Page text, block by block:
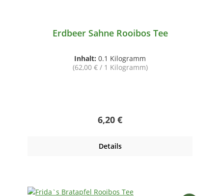
Erdbeer Sahne Rooibos Tee
Inhalt: 0.1 Kilogramm
(62,00 € / 1 Kilogramm)
Regulärer Preis:
6,20 €
Details